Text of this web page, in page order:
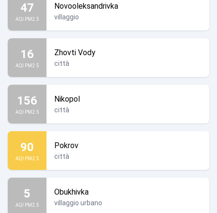
47
AQI PM2.5
Novooleksandrivka
villaggio
16
AQI PM2.5
Zhovti Vody
città
156
AQI PM2.5
Nikopol
città
90
AQI PM2.5
Pokrov
città
5
AQI PM2.5
Obukhivka
villaggio urbano